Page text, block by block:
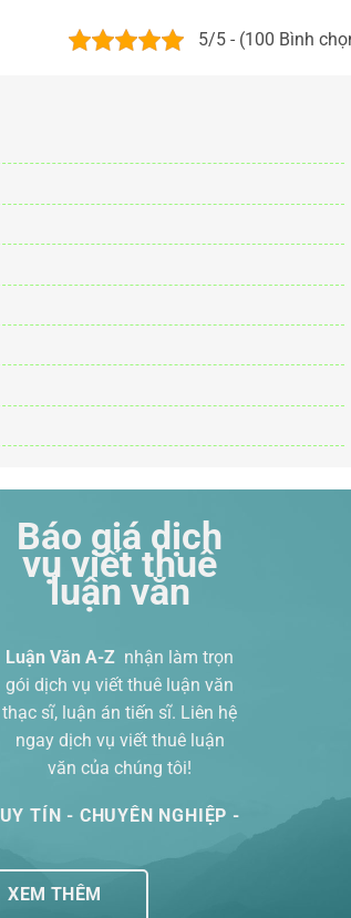
5/5 - (100 Bình
Báo giá dịch
vụ viết thuê
luận văn
Luận Văn A-Z nhận làm trọn
góidịch vụ viết thuê luận văn
thạc sĩ, luận án tiến sĩ. Liên hệ
ngay dịch vụ viết thuê luận
văn của chúng tôi!
UY TÍN - CHUYÊN NGHIỆP -
XEM THÊM